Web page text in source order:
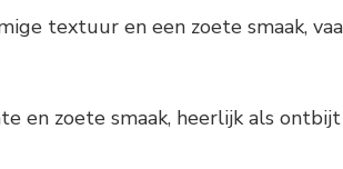
textuur en een zoete smaak,
en zoete smaak, heerlijk als ontbijt